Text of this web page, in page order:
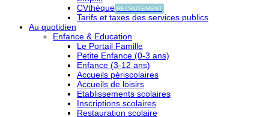
CVthèque RECRUTEMENT
Tarifs et taxes des services publics
Au quotidien
Enfance & Education
Le Portail Famille
Petite Enfance (0-3 ans)
Enfance (3-12 ans)
Accueils périscolaires
Accueils de loisirs
Etablissements scolaires
Inscriptions scolaires
Restauration scolaire